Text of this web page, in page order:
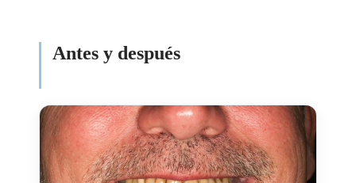
Antes y después